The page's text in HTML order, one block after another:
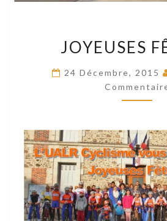
JOYEUSES
24 Décembre, 2015